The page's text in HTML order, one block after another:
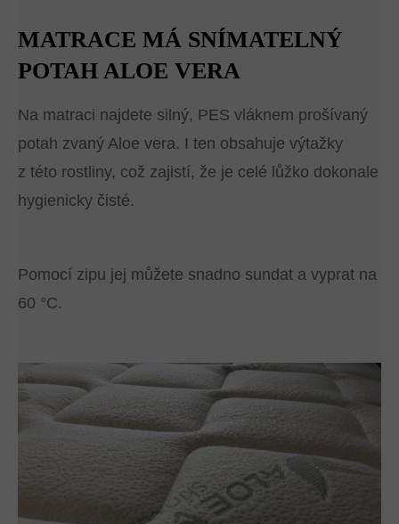
MATRACE MÁ SNÍMATELNÝ
POTAH ALOE VERA
Na matraci najdete silný, PES vláknem prošívaný
potah zvaný Aloe vera. I ten obsahuje výtažky
z této rostliny, což zajistí, že je celé lůžko dokonale
hygienicky čisté.
Pomocí zipu jej můžete snadno sundat a vyprat na
60 °C.